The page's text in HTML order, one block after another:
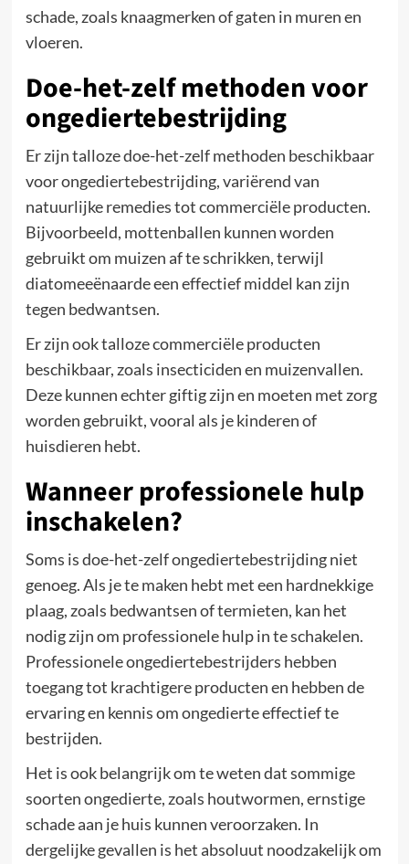
schade, zoals knaagmerken of gaten in muren en
vloeren.
Doe-het-zelf methoden voor
ongediertebestrijding
Er zijn talloze doe-het-zelf methoden beschikbaar
voor ongediertebestrijding, variërend van
natuurlijke remedies tot commerciële producten.
Bijvoorbeeld, mottenballen kunnen worden
gebruikt om muizen af te schrikken, terwijl
diatomeeënaarde een effectief middel kan zijn
tegen bedwantsen.
Er zijn ook talloze commerciële producten
beschikbaar, zoals insecticiden en muizenvallen.
Deze kunnen echter giftig zijn en moeten met zorg
worden gebruikt, vooral als je kinderen of
huisdieren hebt.
Wanneer professionele hulp
inschakelen?
Soms is doe-het-zelf ongediertebestrijding niet
genoeg. Als je te maken hebt met een hardnekkige
plaag, zoals bedwantsen of termieten, kan het
nodig zijn om professionele hulp in te schakelen.
Professionele ongediertebestrijders hebben
toegang tot krachtigere producten en hebben de
ervaring en kennis om ongedierte effectief te
bestrijden.
Het is ook belangrijk om te weten dat sommige
soorten ongedierte, zoals houtwormen, ernstige
schade aan je huis kunnen veroorzaken. In
dergelijke gevallen is het absoluut noodzakelijk om